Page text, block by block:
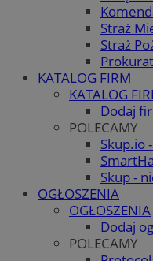
Straż
Straż
KATALOG FIRM
KATALOG
Dodaj
POLECAMY
Skup.io
Skup -
OGŁOSZENIA
OGŁOSZENIA
Dodaj
POLECAMY